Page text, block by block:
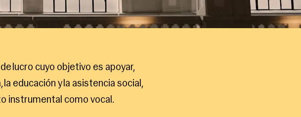
lucro cuyo objetivo es apoyar,
educación y la asistencia social,
instrumental como vocal.